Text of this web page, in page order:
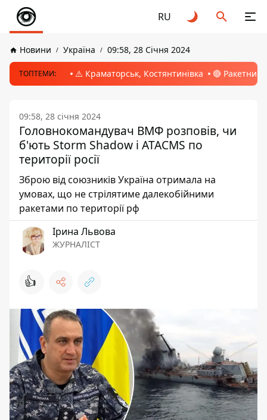
RU
Новини Україна 09:58, 28 Січня 2024
ТОПТЕМИ: ⚠️ Краматорськ, Костянтинівка 🔴 Ракетний
09:58, 28 січня 2024
Головнокомандувач ВМФ розповів, чи
б'ють Storm Shadow і ATACMS по
території росії
Зброю від союзників Україна отримала на
умовах, що не стрілятиме далекобійними
ракетами по території рф
Ірина Львова
ЖУРНАЛІСТ
👍